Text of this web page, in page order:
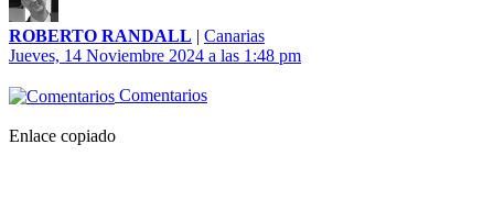
ROBERTO RANDALL | Canarias
Jueves, 14 Noviembre 2024 a las 1:48 pm
Comentarios
Enlace copiado